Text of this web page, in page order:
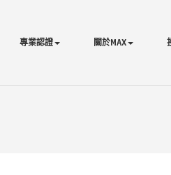
專業認證 關於MAX